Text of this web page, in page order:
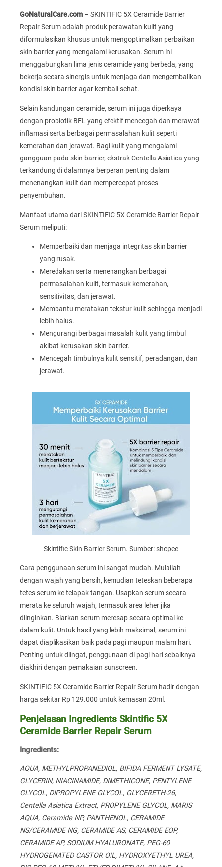
GoNaturalCare.com – SKINTIFIC 5X Ceramide Barrier
Repair Serum adalah produk perawatan kulit yang
diformulasikan khusus untuk mengoptimalkan perbaikan
skin barrier yang mengalami kerusakan. Serum ini
menggabungkan lima jenis ceramide yang berbeda, yang
bekerja secara sinergis untuk menjaga dan mengembalikan
kondisi skin barrier agar kembali sehat.
Selain kandungan ceramide, serum ini juga diperkaya
dengan probiotik BFL yang efektif mencegah dan merawat
inflamasi serta berbagai permasalahan kulit seperti
kemerahan dan jerawat. Bagi kulit yang mengalami
gangguan pada skin barrier, ekstrak Centella Asiatica yang
terkandung di dalamnya berperan penting dalam
menenangkan kulit dan mempercepat proses
penyembuhan.
Manfaat utama dari SKINTIFIC 5X Ceramide Barrier Repair
Serum meliputi:
Memperbaiki dan menjaga integritas skin barrier
yang rusak.
Meredakan serta menenangkan berbagai
permasalahan kulit, termasuk kemerahan,
sensitivitas, dan jerawat.
Membantu meratakan tekstur kulit sehingga menjadi
lebih halus.
Mengurangi berbagai masalah kulit yang timbul
akibat kerusakan skin barrier.
Mencegah timbulnya kulit sensitif, peradangan, dan
jerawat.
Skintific Skin Barrier Serum. Sumber: shopee
Cara penggunaan serum ini sangat mudah. Mulailah
dengan wajah yang bersih, kemudian teteskan beberapa
tetes serum ke telapak tangan. Usapkan serum secara
merata ke seluruh wajah, termasuk area leher jika
diinginkan. Biarkan serum meresap secara optimal ke
dalam kulit. Untuk hasil yang lebih maksimal, serum ini
dapat diaplikasikan baik pada pagi maupun malam hari.
Penting untuk diingat, penggunaan di pagi hari sebaiknya
diakhiri dengan pemakaian sunscreen.
SKINTIFIC 5X Ceramide Barrier Repair Serum hadir dengan
harga sekitar Rp 129.000 untuk kemasan 20ml.
Penjelasan Ingredients Skintific 5X
Ceramide Barrier Repair Serum
Ingredients:
AQUA, METHYLPROPANEDIOL, BIFIDA FERMENT LYSATE,
GLYCERIN, NIACINAMIDE, DIMETHICONE, PENTYLENE
GLYCOL, DIPROPYLENE GLYCOL, GLYCERETH-26,
Centella Asiatica Extract, PROPYLENE GLYCOL, MARIS
AQUA, Ceramide NP, PANTHENOL, CERAMIDE
NS/CERAMIDE NG, CERAMIDE AS, CERAMIDE EOP,
CERAMIDE AP, SODIUM HYALURONATE, PEG-60
HYDROGENATED CASTOR OIL, HYDROXYETHYL UREA,